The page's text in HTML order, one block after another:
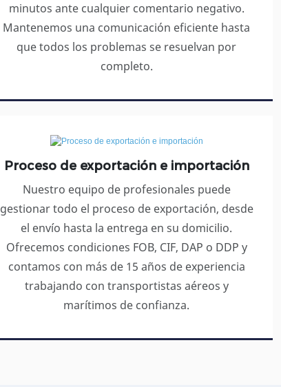
minutos ante cualquier comentario negativo.
Mantenemos una comunicación eficiente hasta
que todos los problemas se resuelvan por
completo.
Proceso de exportación e importación
Nuestro equipo de profesionales puede
gestionar todo el proceso de exportación, desde
el envío hasta la entrega en su domicilio.
Ofrecemos condiciones FOB, CIF, DAP o DDP y
contamos con más de 15 años de experiencia
trabajando con transportistas aéreos y
marítimos de confianza.